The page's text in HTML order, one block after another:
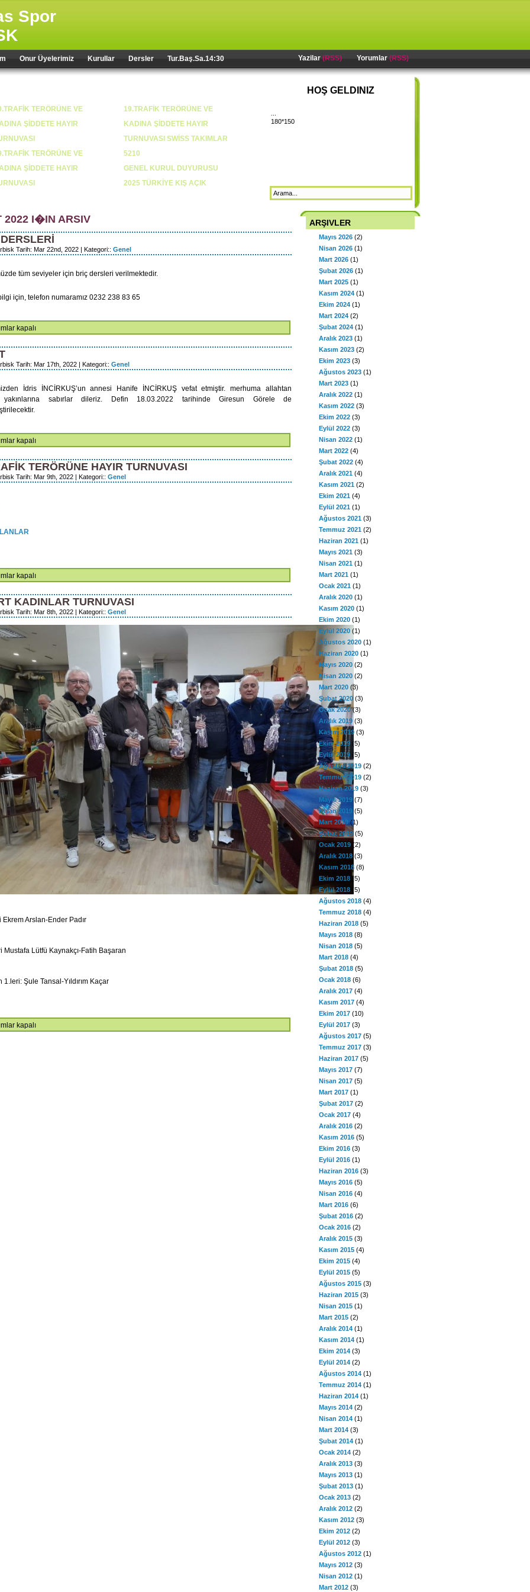
Spor
Onur Üyelerimiz Kurullar Dersler Tur.Baş.Sa.14:30 Yazilar(RSS) Yorumlar(RSS)
TERÖRÜNE VE
ŞİDDETE HAYIR
19.TRAFİK TERÖRÜNE VE
KADINA ŞİDDETE HAYIR
TURNUVASI SWİSS TAKIMLAR
TERÖRÜNE VE
ŞİDDETE HAYIR
5210
GENEL KURUL DUYURUSU
2025 TÜRKİYE KIŞ AÇIK
HAYIR TURNUVASI
YILI OLAĞAN GENEL
SONUCU ORGANLAR
genel kurul ertelenmiştir
GENEL KURUL DUYURUSU
HOŞ GELDINIZ
180*150
2022 I�IN ARSIV
Tarih: Mar 22nd, 2022 | Kategori:: Genel
tüm seviyeler için briç dersleri verilmektedir.
için, telefon numaramız 0232 238 83 65
kapalı
Tarih: Mar 17th, 2022 | Kategori:: Genel
İdris İNCİRKUŞ’un annesi Hanife İNCİRKUŞ vefat etmiştir. merhuma allahtan
yakınlarına sabırlar dileriz. Defin 18.03.2022 tarihinde Giresun Görele de
kapalı
TERÖRÜNE HAYIR TURNUVASI
Tarih: Mar 9th, 2022 | Kategori:: Genel
kapalı
KADINLAR TURNUVASI
Tarih: Mar 8th, 2022 | Kategori:: Genel
Ekrem Arslan-Ender Padır
Mustafa Lütfü Kaynakçı-Fatih Başaran
1.leri: Şule Tansal-Yıldırım Kaçar
kapalı
ARŞIVLER
Mayıs 2026 (2)
Nisan 2026 (1)
Mart 2026 (1)
Şubat 2026 (1)
Mart 2025 (1)
Kasım 2024 (1)
Ekim 2024 (1)
Mart 2024 (2)
Şubat 2024 (1)
Aralık 2023 (1)
Kasım 2023 (2)
Ekim 2023 (3)
Ağustos 2023 (1)
Mart 2023 (1)
Aralık 2022 (1)
Kasım 2022 (3)
Ekim 2022 (3)
Eylül 2022 (3)
Nisan 2022 (1)
Mart 2022 (4)
Şubat 2022 (4)
Aralık 2021 (4)
Kasım 2021 (2)
Ekim 2021 (4)
Eylül 2021 (1)
Ağustos 2021 (3)
Temmuz 2021 (2)
Haziran 2021 (1)
Mayıs 2021 (3)
Nisan 2021 (1)
Mart 2021 (1)
Ocak 2021 (1)
Aralık 2020 (1)
Kasım 2020 (1)
Ekim 2020 (1)
Eylül 2020 (1)
Ağustos 2020 (1)
Haziran 2020 (1)
Mayıs 2020 (2)
Nisan 2020 (2)
Mart 2020 (3)
Şubat 2020 (3)
Ocak 2020(3)
Aralık 2019 (3)
Kasım 2019 (3)
Ekim 2019(5)
Eylül 2019 (5)
Ağustos 2019 (2)
Temmuz 2019 (2)
Haziran 2019 (3)
Mayıs 2019 (7)
Nisan 2019 (5)
Mart 2019 (1)
Şubat 2019(5)
Ocak 2019 (2)
Aralık 2018 (3)
Kasım 2018 (8)
Ekim 2018 (5)
Eylül 2018 (5)
Ağustos 2018 (4)
Temmuz 2018 (4)
Haziran 2018 (5)
Mayıs 2018 (8)
Nisan 2018 (5)
Mart 2018 (4)
Şubat 2018 (5)
Ocak 2018 (6)
Aralık 2017 (4)
Kasım 2017 (4)
Ekim 2017 (10)
Eylül 2017 (3)
Ağustos 2017 (5)
Temmuz 2017 (3)
Haziran 2017 (5)
Mayıs 2017 (7)
Nisan 2017 (5)
Mart 2017 (1)
Şubat 2017 (2)
Ocak 2017 (4)
Aralık 2016 (2)
Kasım 2016 (5)
Ekim 2016 (3)
Eylül 2016 (1)
Haziran 2016 (3)
Mayıs 2016 (5)
Nisan 2016 (4)
Mart 2016 (6)
Şubat 2016 (2)
Ocak 2016 (2)
Aralık 2015 (3)
Kasım 2015 (4)
Ekim 2015 (4)
Eylül 2015 (5)
Ağustos 2015 (3)
Haziran 2015 (3)
Nisan 2015 (1)
Mart 2015 (2)
Aralık 2014 (1)
Kasım 2014 (1)
Ekim 2014 (3)
Eylül 2014 (2)
Ağustos 2014 (1)
Temmuz 2014 (1)
Haziran 2014 (1)
Mayıs 2014 (2)
Nisan 2014 (1)
Mart 2014 (3)
Şubat 2014 (1)
Ocak 2014 (2)
Aralık 2013 (3)
Mayıs 2013 (1)
Şubat 2013 (1)
Ocak 2013 (2)
Aralık 2012 (2)
Kasım 2012 (3)
Ekim 2012 (2)
Eylül 2012 (3)
Ağustos 2012 (1)
Mayıs 2012 (3)
Nisan 2012 (1)
Mart 2012 (3)